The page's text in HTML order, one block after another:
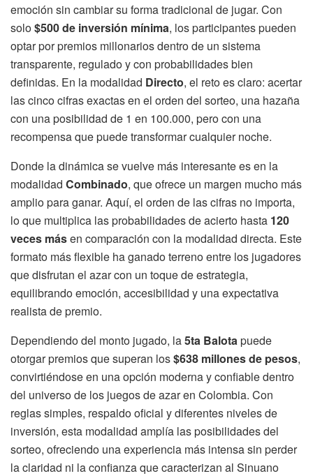
emoción sin cambiar su forma tradicional de jugar. Con
solo$500 de inversión mínima, los participantes pueden
optar por premios millonarios dentro de un sistema
transparente, regulado y con probabilidades bien
definidas. En la modalidad Directo, el reto es claro: acertar
las cinco cifras exactas en el orden del sorteo, una hazaña
con una posibilidad de 1 en 100.000, pero con una
recompensa que puede transformar cualquier noche.
Donde la dinámica se vuelve más interesante es en la
modalidad Combinado, que ofrece un margen mucho más
amplio para ganar. Aquí, el orden de las cifras no importa,
lo que multiplica las probabilidades de acierto hasta 120
veces másen comparación con la modalidad directa. Este
formato más flexible ha ganado terreno entre los jugadores
que disfrutan el azar con un toque de estrategia,
equilibrando emoción, accesibilidad y una expectativa
realista de premio.
Dependiendo del monto jugado, la5ta Balotapuede
otorgar premios que superan los$638 millones de pesos,
convirtiéndose en una opción moderna y confiable dentro
del universo de los juegos de azar en Colombia. Con
reglas simples, respaldo oficial y diferentes niveles de
inversión, esta modalidad amplía las posibilidades del
sorteo, ofreciendo una experiencia más intensa sin perder
la claridad ni la confianza que caracterizan al Sinuano